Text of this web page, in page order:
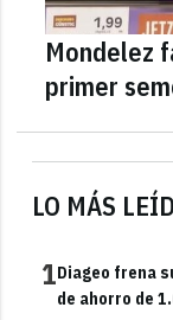
LO MÁS
1Diageo frena
de ahorro de
Mondelez
primer